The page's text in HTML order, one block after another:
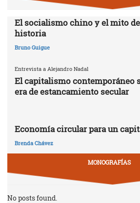
El socialismo chino y el mito
historia
Bruno Guigue
Entrevista a Alejandro Nadal
El capitalismo contemporáneo
era de estancamiento secular
Economía circular para un
Brenda Chávez
MONOGRAFÍAS
No posts found.